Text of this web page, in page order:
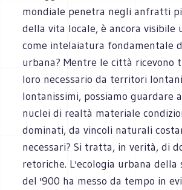
mondiale penetra negli anfratti
della vita locale, è ancora visibile
come intelaiatura fondamentale
urbana? Mentre le città ricevono
loro necessario da territori
lontanissimi, possiamo guardare
nuclei di realtà materiale
dominati, da vincoli naturali
necessari? Si tratta, in verità, di
retoriche. L'ecologia urbana della
del '900 ha messo da tempo in